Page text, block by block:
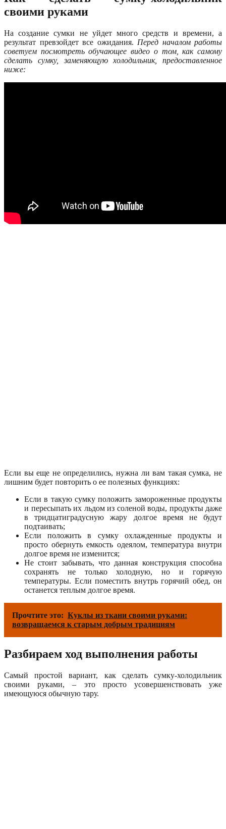
своими руками
На создание сумки не уйдет много средств и времени, а
результат превзойдет все ожидания. Перед началом работы
советуем посмотреть обучающее видео о том, как самому
сделать сумку, заменяющую холодильник, предоставленное
ниже:
Если вы еще не определились, нужна ли вам такая сумка, не
лишним будет повторить о ее полезных функциях:
Если в такую сумку положить замороженные продукты
и пересыпать их льдом из соленой воды, продукты даже
в тридцатиградусную жару долгое время не будут
подтаивать;
Если положить в сумку охлажденные продукты и
просто обернуть емкость одеялом, температура внутри
долгое время не изменится;
Не стоит забывать, что данная конструкция способна
сохранять не только холодную, но и горячую
температуры. Если поместить внутрь горячий обед, он
останется теплым долгое время.
Прочтите это: Куклы из ткани своими руками:
возвращаемся к старым добрым традициям
Разбираем ход выполнения работы
Самый простой вариант, как сделать сумку-холодильник
своими руками, – это просто усовершенствовать уже
имеющуюся обычную тару.